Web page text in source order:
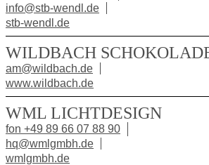
info@stb-wendl.de
stb-wendl.de
WILDBACH
am@wildbach.de
www.wildbach.de
WML LICHTDESIGN
fon +49 89 66 07 88 90
hq@wmlgmbh.de
wmlgmbh.de